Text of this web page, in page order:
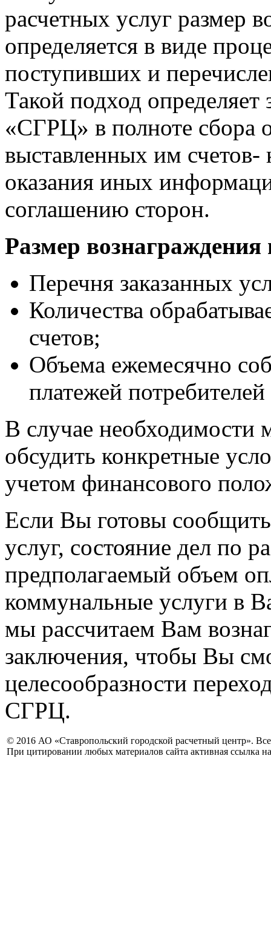
расчетных услуг размер
определяется в виде
поступивших и
Такой подход
«СГРЦ» в полноте сбора
выставленных им
оказания иных
соглашению сторон.
Размер вознаграждения
Перечня заказанных
Количества
счетов;
Объема ежемесячно
платежей
В случае необходимости
обсудить конкретные
учетом финансового
Если Вы готовы
услуг, состояние дел по
предполагаемый объем
коммунальные услуги в
мы рассчитаем Вам
заключения, чтобы Вы
целесообразности
СГРЦ.
© 2016 АО «Ставропольский городской расчетный центр».
При цитировании любых материалов сайта активная ссылка